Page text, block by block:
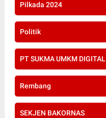
Pilkada 2024
Politik
PT SUKMA UMKM DIGITAL
Rembang
SEKJEN BAKORNAS